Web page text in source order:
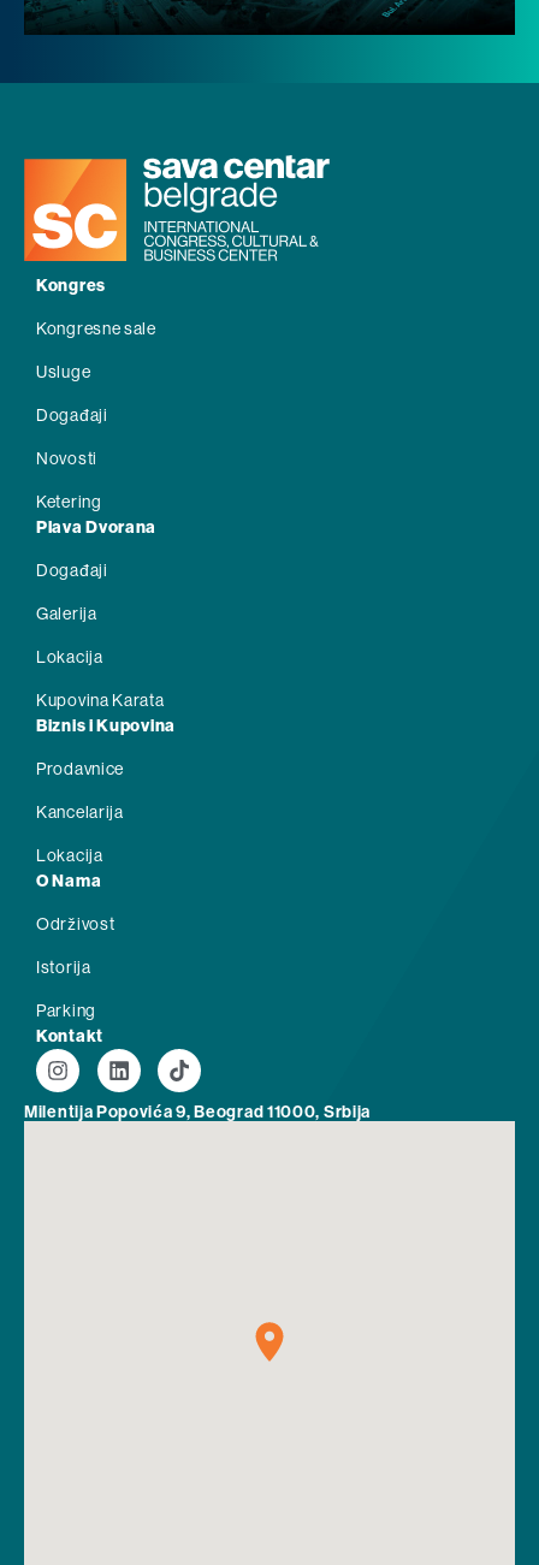
Kongres
Kongresne sale
Usluge
Događaji
Novosti
Ketering
Plava Dvorana
Događaji
Galerija
Lokacija
Kupovina Karata
Biznis i Kupovina
Prodavnice
Kancelarija
Lokacija
O Nama
Održivost
Istorija
Parking
Kontakt
Milentija Popovića 9, Beograd 11000, Srbija